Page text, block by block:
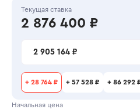
Текущая ставка
2 876 400 ₽
2 905 164 ₽
+ 28 764 ₽ + 57 528 ₽ + 86 292
Начальная цена